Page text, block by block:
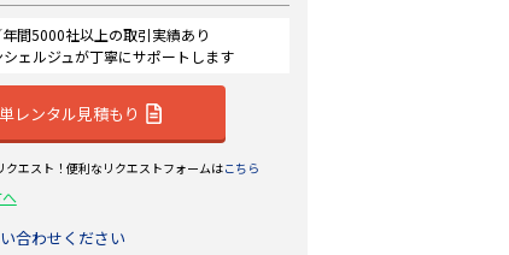
間5000社以上の取引実績あり
ェルジュが丁寧にサポートします
レンタル見積もり
エスト！便利なリクエストフォームはこちら
合わせください